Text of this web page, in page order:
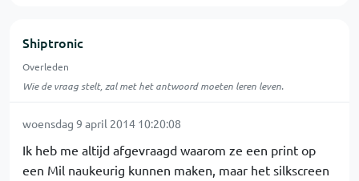
Shiptronic
Overleden
Wie de vraag stelt, zal met het antwoord moeten leren leven.
woensdag 9 april 2014 10:20:08
Ik heb me altijd afgevraagd waarom ze een print op
een Mil naukeurig kunnen maken, maar het silkscreen